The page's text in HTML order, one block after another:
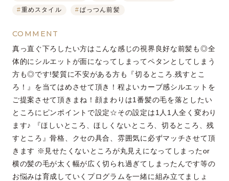
#重めスタイル #ぱっつん前髪
COMMENT
真っ直ぐ下ろしたい方はこんな感じの視界良好な前髪も◎全
体的にシルエットが面になってしまってペタンとしてしまう
方も◎です!髪質に不安がある方も『切るところ.残すとこ
ろ！』を当てはめさせて頂き！程よいカーブ感シルエットを
ご提案させて頂きまね！顔まわりは1番髪の毛を落としたい
ところにピンポイントで設定☆その設定は1人1人全く変わり
ます♪ 『ほしいところ、ほしくないところ、切るところ、残
すところ』骨格、クセの具合、雰囲気に必ずマッチさせて頂
きます ※見せたくないところが丸見えになってしまったor
横の髪の毛が太く幅が広く切られ過ぎてしまったんです等の
お悩みは育成していくプログラムを一緒に組み立てましょ